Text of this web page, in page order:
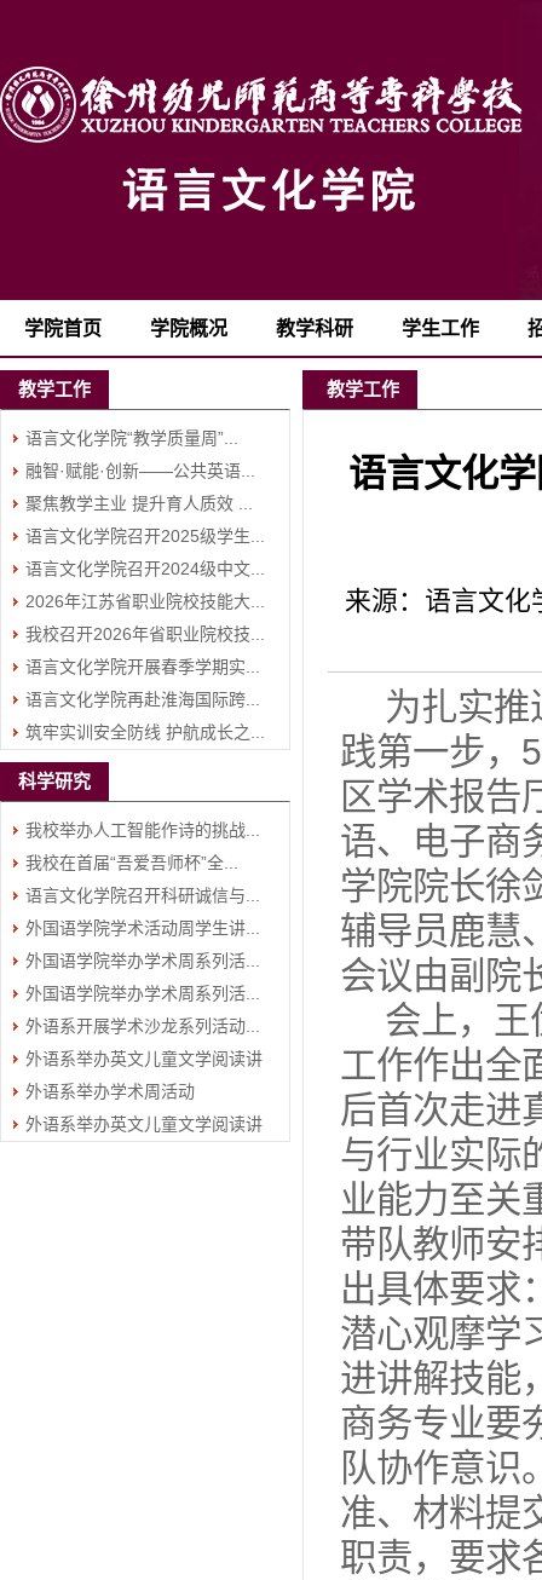
学院首页 学院概况 教学科研 学生工作
教学工作
语言文化学院“教学质量周”...
融智·赋能·创新——公共英语...
聚焦教学主业 提升育人质效 ...
语言文化学院召开2025级学生...
语言文化学院召开2024级中文...
2026年江苏省职业院校技能大...
我校召开2026年省职业院校技...
语言文化学院开展春季学期实...
语言文化学院再赴淮海国际跨...
筑牢实训安全防线 护航成长之...
科学研究
我校举办人工智能作诗的挑战...
我校在首届“吾爱吾师杯”全...
语言文化学院召开科研诚信与...
外国语学院学术活动周学生讲...
外国语学院举办学术周系列活...
外国语学院举办学术周系列活...
外语系开展学术沙龙系列活动...
外语系举办英文儿童文学阅读讲
座外语系举办学术周活动
外语系举办英文儿童文学阅读讲
教学工作
语言文化
来源：语言文化
为扎实
践第一步，
区学术报告
语、电子商
学院院长徐
辅导员鹿慧
会议由副院
会上，王
工作作出全
后首次走进
与行业实际
业能力至关
带队教师安
出具体要求
潜心观摩学
进讲解技能
商务专业要
队协作意识
准、材料提
职责，要求